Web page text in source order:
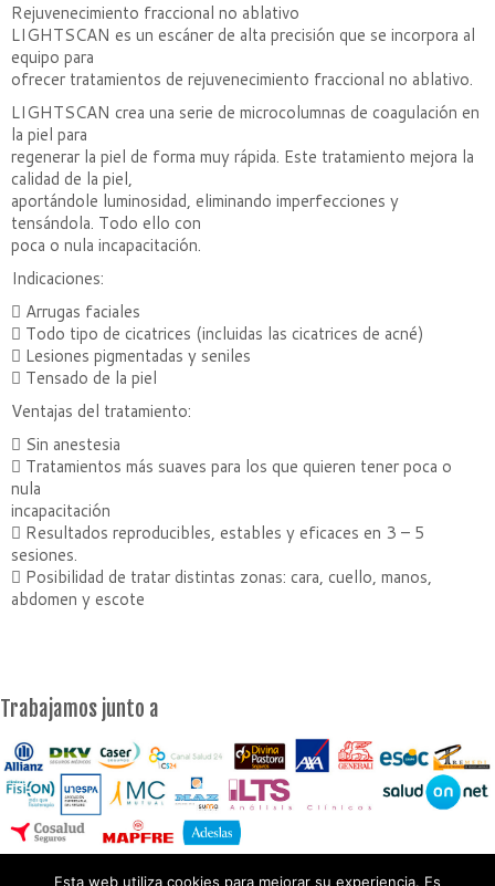
Rejuvenecimiento fraccional no ablativo
LIGHTSCAN es un escáner de alta precisión que se incorpora al
equipo para
ofrecer tratamientos de rejuvenecimiento fraccional no ablativo.
LIGHTSCAN crea una serie de microcolumnas de coagulación en
la piel para
regenerar la piel de forma muy rápida. Este tratamiento mejora la
calidad de la piel,
aportándole luminosidad, eliminando imperfecciones y
tensándola. Todo ello con
poca o nula incapacitación.
Indicaciones:
 Arrugas faciales
 Todo tipo de cicatrices (incluidas las cicatrices de acné)
 Lesiones pigmentadas y seniles
 Tensado de la piel
Ventajas del tratamiento:
 Sin anestesia
 Tratamientos más suaves para los que quieren tener poca o
nula
incapacitación
 Resultados reproducibles, estables y eficaces en 3 – 5
sesiones.
 Posibilidad de tratar distintas zonas: cara, cuello, manos,
abdomen y escote
Trabajamos junto a
Esta web utiliza cookies para mejorar su experiencia. Es